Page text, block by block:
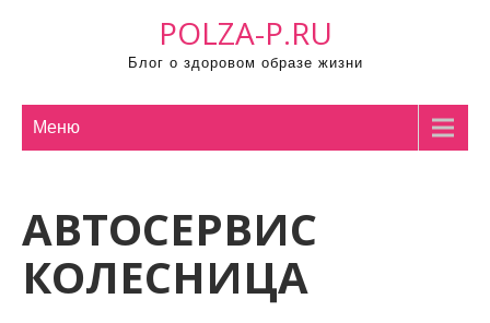
POLZA-P.RU
Блог о здоровом образе жизни
Меню
АВТОСЕРВИС
КОЛЕСНИЦА